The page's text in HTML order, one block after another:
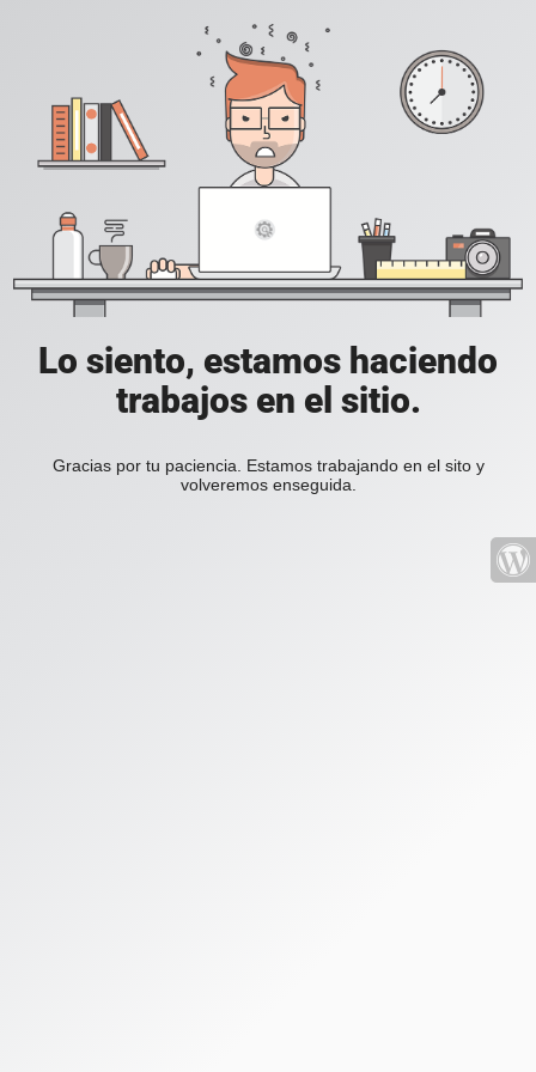
Lo siento, estamos haciendo
trabajos en el sitio.
Gracias por tu paciencia. Estamos trabajando en el sito y
volveremos enseguida.